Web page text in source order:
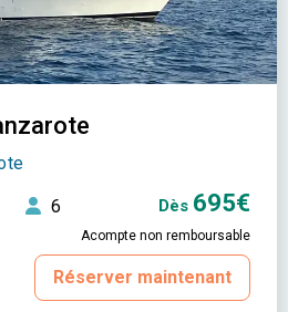
6 Dès 695€
Acompte non remboursable
Réserver maintenant